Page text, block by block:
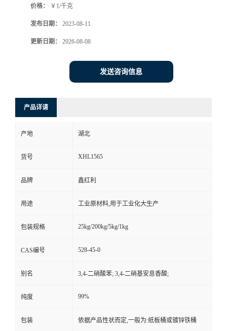
价格： ￥1/千克
发布日期： 2023-08-11
更新日期： 2026-08-08
发送咨询信息
产品详请
产地 湖北
货号 XHL1565
品牌 鑫红利
用途 工业原材料,用于工业化大生产
包装规格 25kg/200kg/5kg/1kg
CAS编号 528-45-0
别名 3,4-二硝酸苯; 3,4-二硝基安息香酸;
纯度 99%
包装 依据产品性状而定,一般为:纸板桶或镀锌铁桶